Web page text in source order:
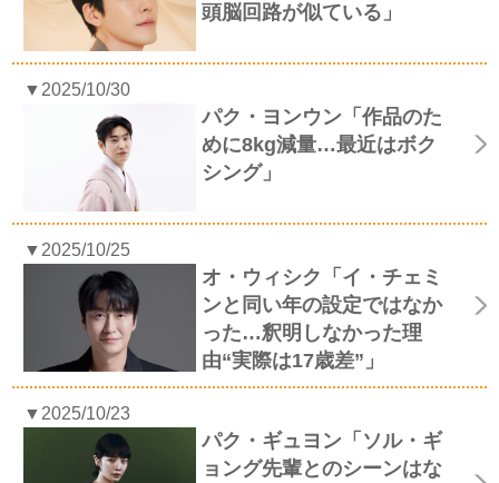
頭脳回路が似ている」
▼2025/10/30
パク・ヨンウン「作品のた
めに8kg減量…最近はボク
シング」
▼2025/10/25
オ・ウィシク「イ・チェミ
ンと同い年の設定ではなか
った…釈明しなかった理
由“実際は17歳差”」
▼2025/10/23
パク・ギュヨン「ソル・ギ
ョング先輩とのシーンはな